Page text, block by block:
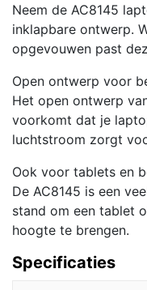
Neem de AC8145
inklapbare ontwerp.
opgevouwen past
Open ontwerp voor
Het open ontwerp
voorkomt dat je
luchtstroom zorgt
Ook voor tablets en
De AC8145 is een
stand om een tablet
hoogte te brengen.
Specificaties